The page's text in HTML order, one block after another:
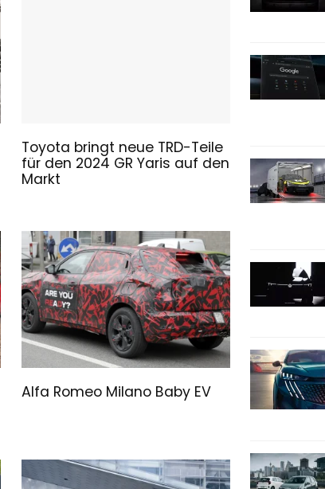
Toyota bringt neue TRD-Teile
für den 2024 GR Yaris auf den
Markt
Alfa Romeo Milano Baby EV